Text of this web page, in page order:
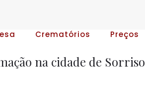
Crematórios Preços
na cidade de Sorriso